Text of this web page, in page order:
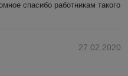
спасибо работникам такого
27.02.2020